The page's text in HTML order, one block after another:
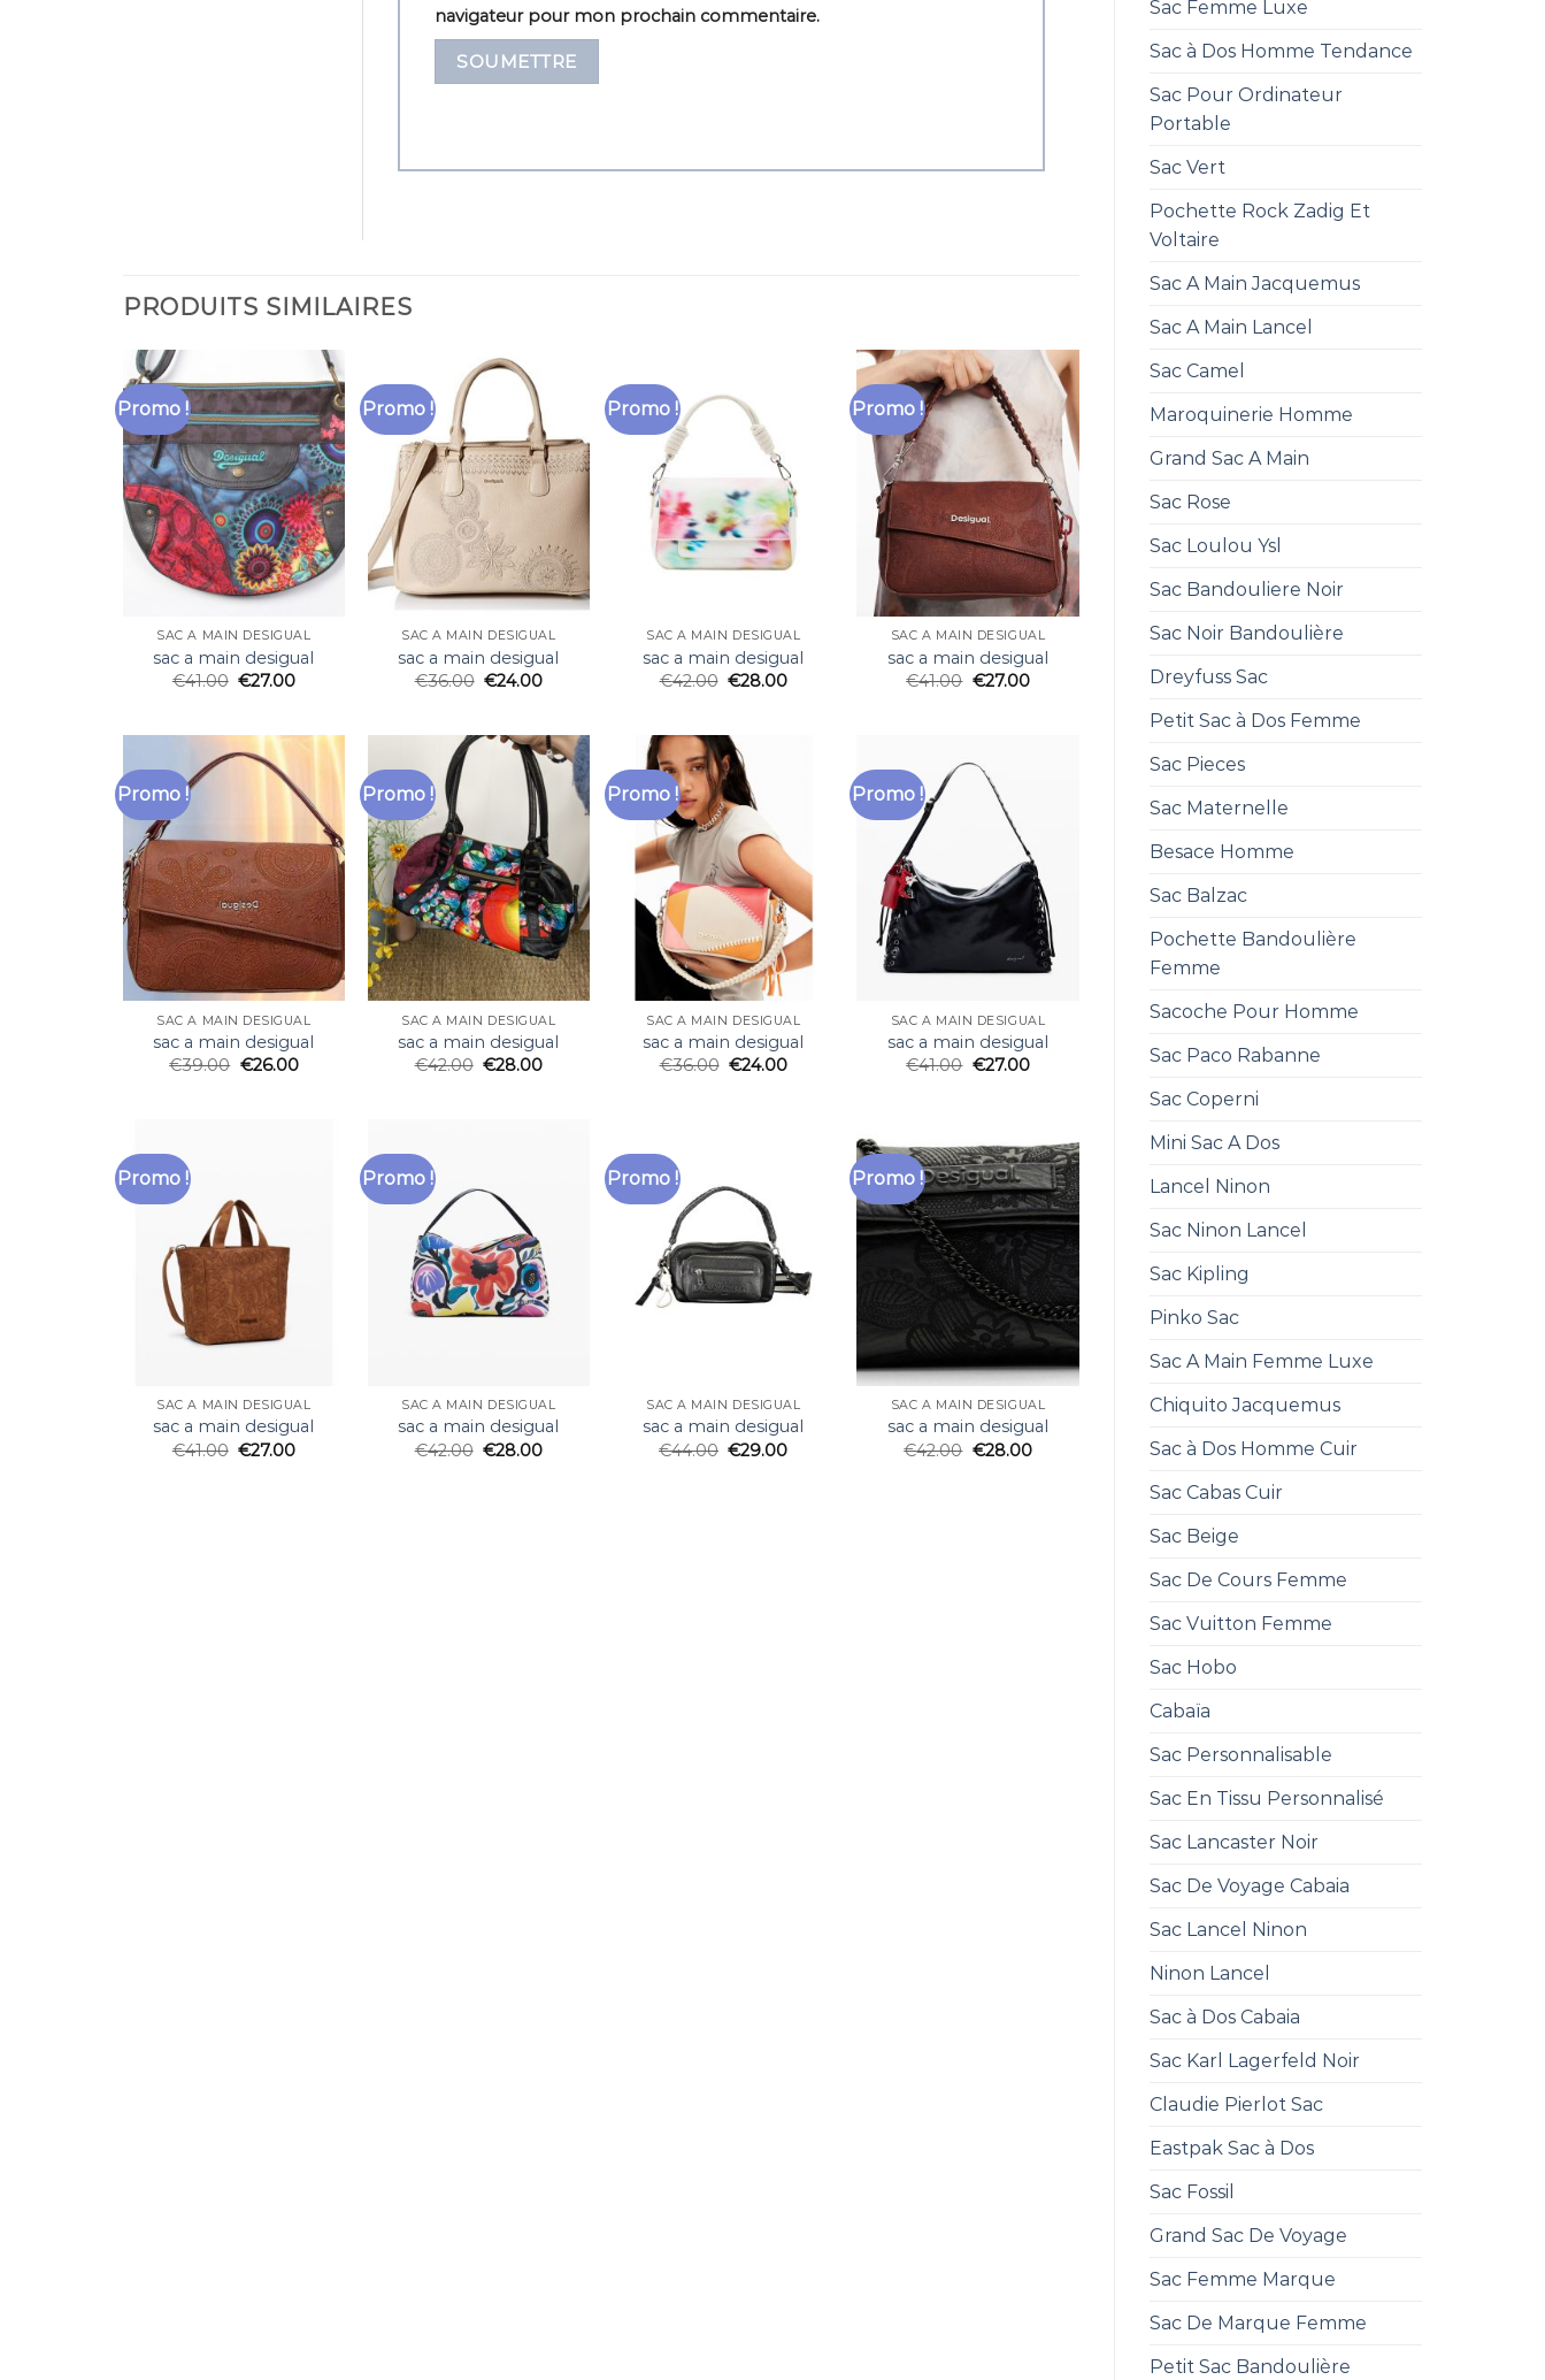
Sac Femme Luxe
Sac à Dos Homme Tendance
Sac Pour Ordinateur
Portable
Sac Vert
Pochette Rock Zadig Et
Voltaire
Sac A Main Jacquemus
Sac A Main Lancel
Sac Camel
Maroquinerie Homme
Grand Sac A Main
Sac Rose
Sac Loulou Ysl
Sac Bandouliere Noir
Sac Noir Bandoulière
Dreyfuss Sac
Petit Sac à Dos Femme
Sac Pieces
Sac Maternelle
Besace Homme
Sac Balzac
Pochette Bandoulière
Femme
Sacoche Pour Homme
Sac Paco Rabanne
Sac Coperni
Mini Sac A Dos
Lancel Ninon
Sac Ninon Lancel
Sac Kipling
Pinko Sac
Sac A Main Femme Luxe
Chiquito Jacquemus
Sac à Dos Homme Cuir
Sac Cabas Cuir
Sac Beige
Sac De Cours Femme
Sac Vuitton Femme
Sac Hobo
Cabaïa
Sac Personnalisable
Sac En Tissu Personnalisé
Sac Lancaster Noir
Sac De Voyage Cabaia
Sac Lancel Ninon
Ninon Lancel
Sac à Dos Cabaia
Sac Karl Lagerfeld Noir
Claudie Pierlot Sac
Eastpak Sac à Dos
Sac Fossil
Grand Sac De Voyage
Sac Femme Marque
Sac De Marque Femme
Petit Sac Bandoulière
navigateur pour mon prochain commentaire.
PRODUITS SIMILAIRES
Promo !
SAC A MAIN DESIGUAL
sac a main desigual
€41.00 €27.00
Promo !
SAC A MAIN DESIGUAL
sac a main desigual
€36.00 €24.00
Promo !
SAC A MAIN DESIGUAL
sac a main desigual
€42.00 €28.00
Promo !
SAC A MAIN DESIGUAL
sac a main desigual
€41.00 €27.00
Promo !
SAC A MAIN DESIGUAL
sac a main desigual
€39.00 €26.00
Promo !
SAC A MAIN DESIGUAL
sac a main desigual
€42.00 €28.00
Promo !
SAC A MAIN DESIGUAL
sac a main desigual
€36.00 €24.00
Promo !
SAC A MAIN DESIGUAL
sac a main desigual
€41.00 €27.00
Promo !
SAC A MAIN DESIGUAL
sac a main desigual
€41.00 €27.00
Promo !
SAC A MAIN DESIGUAL
sac a main desigual
€42.00 €28.00
Promo !
SAC A MAIN DESIGUAL
sac a main desigual
€44.00 €29.00
Promo !
SAC A MAIN DESIGUAL
sac a main desigual
€42.00 €28.00